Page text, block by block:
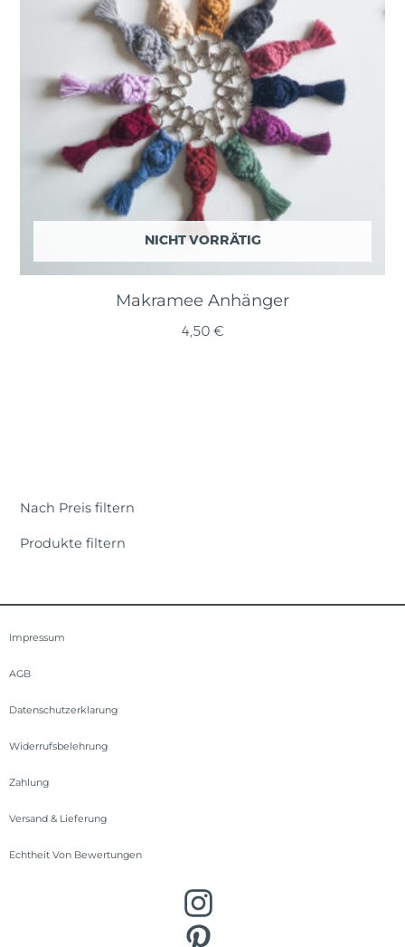
NICHT VORRÄTIG
Makramee Anhänger
4,50 €
Nach Preis filtern
Produkte filtern
Impressum
AGB
Datenschutzerklarung
Widerrufsbelehrung
Zahlung
Versand & Lieferung
Echtheit Von Bewertungen